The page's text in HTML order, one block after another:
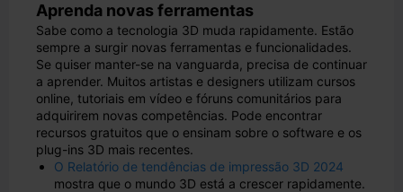
Aprenda novas ferramentas
Sabe como a tecnologia 3D muda rapidamente. Estão
sempre a surgir novas ferramentas e funcionalidades.
Se quiser manter-se na vanguarda, precisa de continuar
a aprender. Muitos artistas e designers utilizam cursos
online, tutoriais em vídeo e fóruns comunitários para
adquirirem novas competências. Pode encontrar
recursos gratuitos que o ensinam sobre o software e os
plug-ins 3D mais recentes.
O Relatório de tendências de impressão 3D 2024
mostra que o mundo 3D está a crescer rapidamente.